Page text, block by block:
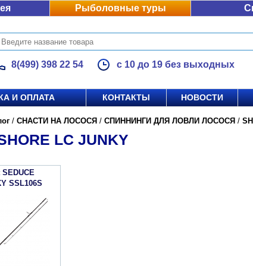
Рыболовные туры
8(499) 398 22 54 с 10 до 19 без выходных
И ОПЛАТА КОНТАКТЫ НОВОСТИ
/ СНАСТИ НА ЛОСОСЯ / СПИННИНГИ ДЛЯ ЛОВЛИ ЛОСОСЯ /
LC JUNKY
SSL106S